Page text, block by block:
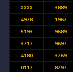
XXXX
3889
4978
1962
5193
9689
3717
9697
4180
3269
0117
8297